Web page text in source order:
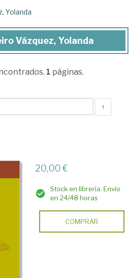
Yolanda
Vázquez, Yolanda
1 páginas.
↑
20,00 €
Stock en librería. Envío
en 24/48 horas
COMPRAR